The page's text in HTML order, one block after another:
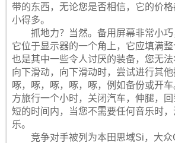
带的东西，无论您是否相信，它的价
小得多。
抓地力？当然。备用屏幕非常小巧
它位于显示器的一个角上，它应填满
也是其中一些令人讨厌的装备，您无
向下滑动，向下滑动时，尝试进行其
啄，啄，啄，啄，啄，例如备份或开
方旅行一个小时，关闭汽车，伸腿，
短的时间内，当您不需要任何音乐时
乐。
竞争对手被列为本田思域Si，大众